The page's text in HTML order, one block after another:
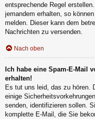
entsprechende Regel
jemandem erhalten, so
melden. Dieser kann dem
Nachrichten zu versenden.
Nach oben
Ich habe eine Spam-E-Mail
erhalten!
Es tut uns leid, das zu hören.
einige
senden, identifizieren sollen.
komplette E-Mail, die Sie